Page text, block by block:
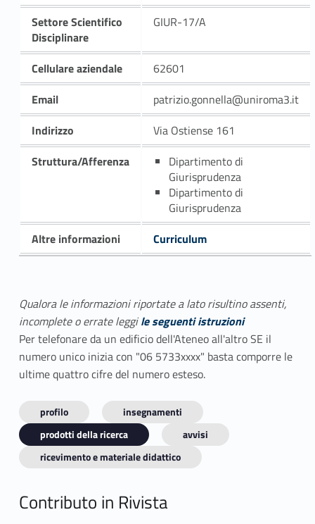
Settore Scientifico
Disciplinare
GIUR-17/A
Cellulare aziendale
62601
Email
patrizio.gonnella@uniroma3.it
Indirizzo
Via Ostiense 161
Struttura/Afferenza
Dipartimento di
Giurisprudenza
Dipartimento di
Giurisprudenza
Altre informazioni
Curriculum
Qualora le informazioni riportate a lato risultino assenti,
incomplete o errate leggile seguenti istruzioni
Per telefonare da un edificio dell'Ateneo all'altro SE il
numero unico inizia con "06 5733xxxx" basta comporre le
ultime quattro cifre del numero esteso.
profilo
insegnamenti
prodotti della ricerca
avvisi
ricevimento e materiale didattico
Contributo in Rivista